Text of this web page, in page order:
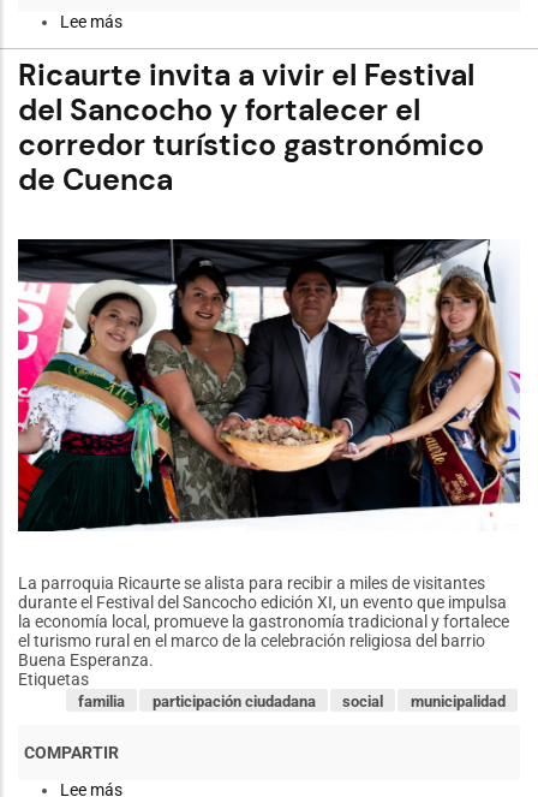
Lee más
2.100
esterilizaciones
fortalecen
el
bienestar
animal
en
Ricaurte invita a vivir el Festival
del Sancocho y fortalecer el
corredor turístico gastronómico
de Cuenca
La parroquia Ricaurte se alista para recibir a miles de visitantes
durante el Festival del Sancocho edición XI, un evento que impulsa
la economía local, promueve la gastronomía tradicional y fortalece
el turismo rural en el marco de la celebración religiosa del barrio
Buena Esperanza.
Etiquetas
municipalidad
social
participación ciudadana
familia
Lee más